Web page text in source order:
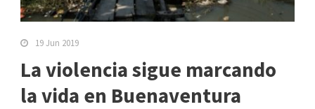
19 Jun 2019
La violencia sigue marcando
la vida en Buenaventura